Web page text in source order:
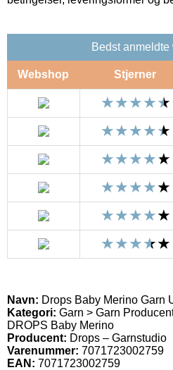
Bedst
Webshop Stjerner
Navn: Drops Baby Merino Garn
Kategori: Garn > Garn
DROPS Baby Merino
Producent: Drops – Garnstudio
Varenummer: 7071723002759
EAN: 7071723002759